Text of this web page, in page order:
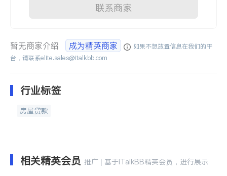
联系商家
暂无商家介绍 成为精英商家
如果不想放置信息在我们的平
台，请联系elite.sales@italkbb.com
行业标签
房屋贷款
相关精英会员 推广 | 基于iTalkBB精英会员，进行展示